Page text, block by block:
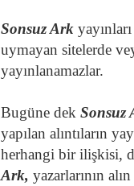
Sonsuz Ark
uymayan sitelerde
yayınlanamazlar.
Bugüne dek Sonsuz
yapılan alıntıların
herhangi bir ilişkisi,
Ark, yazarlarının